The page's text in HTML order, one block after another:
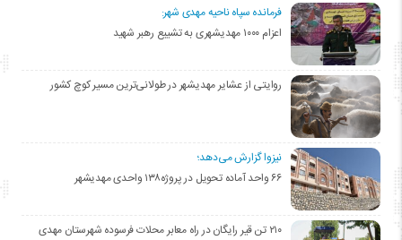
فرمانده سپاه ناحیه مهدی شهر:
اعزام ۱۰۰۰ مهدیشهری به تشییع رهبر شهید
روایتی از عشایر مهدیشهر در طولانی‌ترین مسیر کوچ کشور
نیزوا گزارش می‌دهد؛
۶۶ واحد آماده تحویل در پروژه۱۳۸ واحدی مهدیشهر
۲۱۰ تن قیر رایگان در راه معابر محلات فرسوده شهرستان مهدی